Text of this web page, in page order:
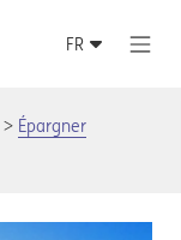
Épargner